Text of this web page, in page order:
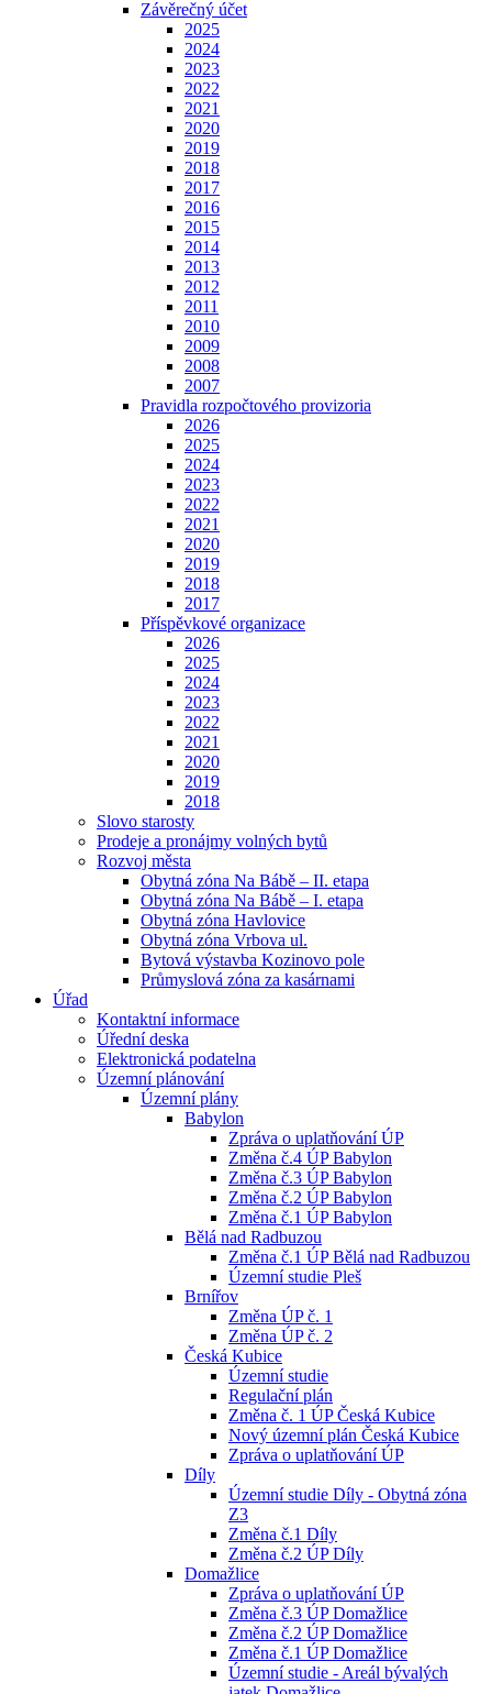
Závěrečný účet
2025
2024
2023
2022
2021
2020
2019
2018
2017
2016
2015
2014
2013
2012
2011
2010
2009
2008
2007
Pravidla rozpočtového provizoria
2026
2025
2024
2023
2022
2021
2020
2019
2018
2017
Příspěvkové organizace
2026
2025
2024
2023
2022
2021
2020
2019
2018
Slovo starosty
Prodeje a pronájmy volných bytů
Rozvoj města
Obytná zóna Na Bábě – II. etapa
Obytná zóna Na Bábě – I. etapa
Obytná zóna Havlovice
Obytná zóna Vrbova ul.
Bytová výstavba Kozinovo pole
Průmyslová zóna za kasárnami
Úřad
Kontaktní informace
Úřední deska
Elektronická podatelna
Územní plánování
Územní plány
Babylon
Zpráva o uplatňování ÚP
Změna č.4 ÚP Babylon
Změna č.3 ÚP Babylon
Změna č.2 ÚP Babylon
Změna č.1 ÚP Babylon
Bělá nad Radbuzou
Změna č.1 ÚP Bělá nad Radbuzou
Územní studie Pleš
Brnířov
Změna ÚP č. 1
Změna ÚP č. 2
Česká Kubice
Územní studie
Regulační plán
Změna č. 1 ÚP Česká Kubice
Nový územní plán Česká Kubice
Zpráva o uplatňování ÚP
Díly
Územní studie Díly - Obytná zóna
Z3
Změna č.1 Díly
Změna č.2 ÚP Díly
Domažlice
Zpráva o uplatňování ÚP
Změna č.3 ÚP Domažlice
Změna č.2 ÚP Domažlice
Změna č.1 ÚP Domažlice
Územní studie - Areál bývalých